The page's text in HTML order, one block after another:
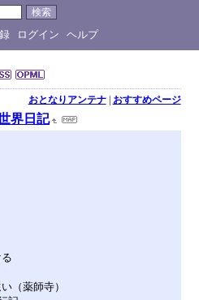
ログイン ヘルプ
おとなりアンテナ| おすすめページ
界日記
（薬師寺）